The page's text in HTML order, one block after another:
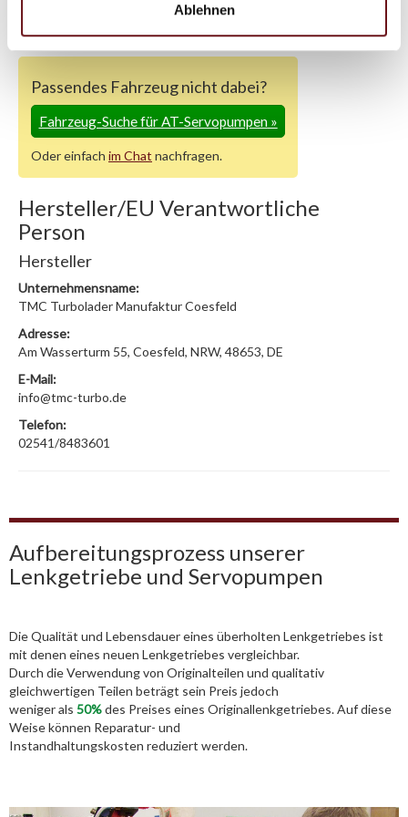
Ablehnen
Wir benötigen folgende Fahrzeugdaten:
(2.1) und zu 3 (2.2) oderFahrgestellnummer.
Passendes Fahrzeug nicht dabei?
Fahrzeug-Suche für AT-Servopumpen»
Oder einfach im Chat nachfragen.
Hersteller/EU Verantwortliche
Person
Hersteller
Unternehmensname:
TMC Turbolader Manufaktur Coesfeld
Adresse:
Am Wasserturm 55, Coesfeld, NRW, 48653, DE
E-Mail:
info@tmc-turbo.de
Telefon:
02541/8483601
Aufbereitungsprozess unserer
Lenkgetriebe und Servopumpen
Die Qualität und Lebensdauer eines überholten Lenkgetriebes ist
mit denen eines neuen Lenkgetriebes vergleichbar.
Durch die Verwendung von Originalteilen und qualitativ
gleichwertigen Teilen beträgt sein Preis jedoch
weniger als 50%des Preises eines Originallenkgetriebes. Auf diese
Weise können Reparatur- und
Instandhaltungskosten reduziert werden.